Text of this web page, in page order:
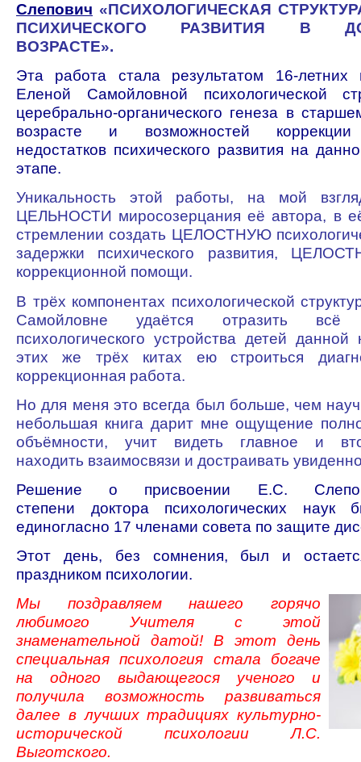
Слепович «ПСИХОЛОГИЧЕСКАЯ
ПСИХИЧЕСКОГО РАЗВИТИЯ В
ВОЗРАСТЕ».
Эта работа стала результатом 16-летних
Еленой Самойловной психологической
церебрально-органического генеза в
возрасте и возможностей
недостатков психического развития на
этапе.
Уникальность этой работы, на мой
ЦЕЛЬНОСТИ миросозерцания её автора, в
стремлении создать ЦЕЛОСТНУЮ
задержки психического развития,
коррекционной помощи.
В трёх компонентах психологической
Самойловне удаётся отразить всё
психологического устройства детей данной
этих же трёх китах ею строиться
коррекционная работа.
Но для меня это всегда был больше, чем
небольшая книга дарит мне ощущение
объёмности, учит видеть главное и
находить взаимосвязи и достраивать
Решение о присвоении Е.С.
степени доктора психологических наук
единогласно 17 членами совета по защите
Этот день, без сомнения, был и
праздником психологии.
Мы поздравляем нашего горячо
любимого Учителя с этой
знаменательной датой! В этот день
специальная психология стала богаче
на одного выдающегося ученого и
получила возможность развиваться
далее в лучших традициях культурно-
исторической психологии Л.С.
Выготского.